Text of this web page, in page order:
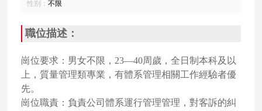
性别：不限
職位描述：
崗位要求：男女不限，23—40周歲，全日制本科及以
上，質量管理類專業，有體系管理相關工作經驗者優
先。
崗位職責：負責公司體系運行管理管理，對客訴的糾